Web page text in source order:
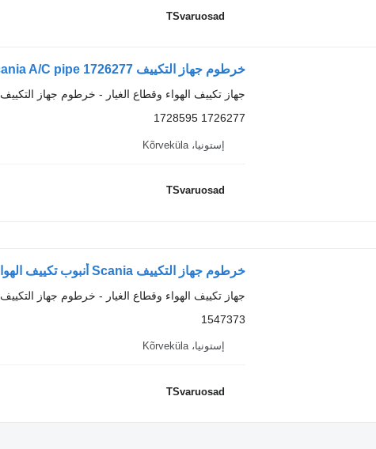
TSvaruosad
خرطوم جهاز التكييف Scania A/C pipe 1726277 لـ السيارات القاطرة Scania R420
جهاز تكييف الهواء وقطاع الغيار - خرطوم جهاز التكييف
1726277 1728595
إستونيا، Kõrveküla
TSvaruosad
خرطوم جهاز التكييف Scania أنبوب تكييف الهواء 1547373 لـ السيارات القاطرة Scania R420
جهاز تكييف الهواء وقطاع الغيار - خرطوم جهاز التكييف
1547373
إستونيا، Kõrveküla
TSvaruosad